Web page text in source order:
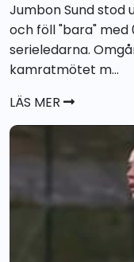
Jumbon Sund stod
och föll "bara"
serieledarna.
kamratmötet m...
LÄS MER